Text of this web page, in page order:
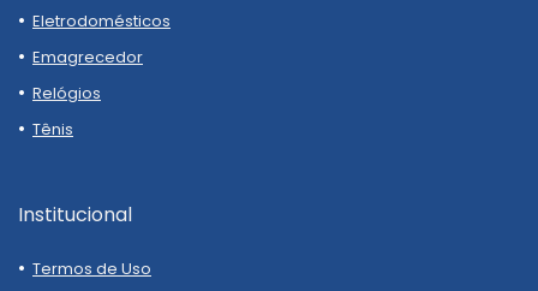
Eletrodomésticos
Emagrecedor
Relógios
Tênis
Institucional
Termos de Uso